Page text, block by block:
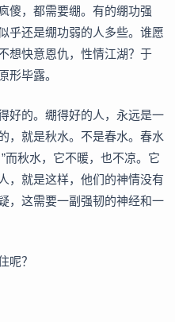
傻，都需要绷。有的绷功强
乎还是绷功弱的人多些。谁愿
想快意恩仇，性情江湖？于
形毕露。
好的。绷得好的人，永远是一
就是秋水。不是春水。春水
而秋水，它不暖，也不凉。它
，就是这样，他们的神情没有
，这需要一副强韧的神经和一
呢？